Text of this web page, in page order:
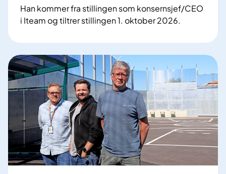
i
n
r
s
o
m
k
k
e
s
Han kommer fra stillingen som konsernsjef/CEO
i Iteam og tiltrer stillingen 1. oktober 2026.
a
r
s
I
v
a
S
m
o